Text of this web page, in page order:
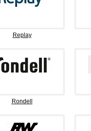
Replay
Rondell